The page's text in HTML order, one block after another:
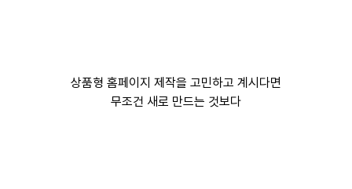
상품형 홈페이지 제작을 고민하고 계시다면
무조건 새로 만드는 것보다